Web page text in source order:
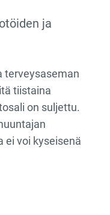
ja
terveysaseman
tiistaina
on suljettu.
ei voi kyseisenä